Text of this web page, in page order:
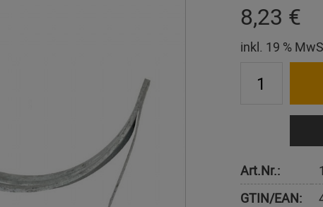
8,23 €
inkl. 19 %
Art.Nr.:
GTIN/EAN: